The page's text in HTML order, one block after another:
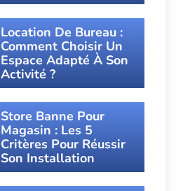
Location De Bureau :
Comment Choisir Un
Espace Adapté À Son
Activité ?
Store Banne Pour
Magasin : Les 5
Critères Pour Réussir
Son Installation